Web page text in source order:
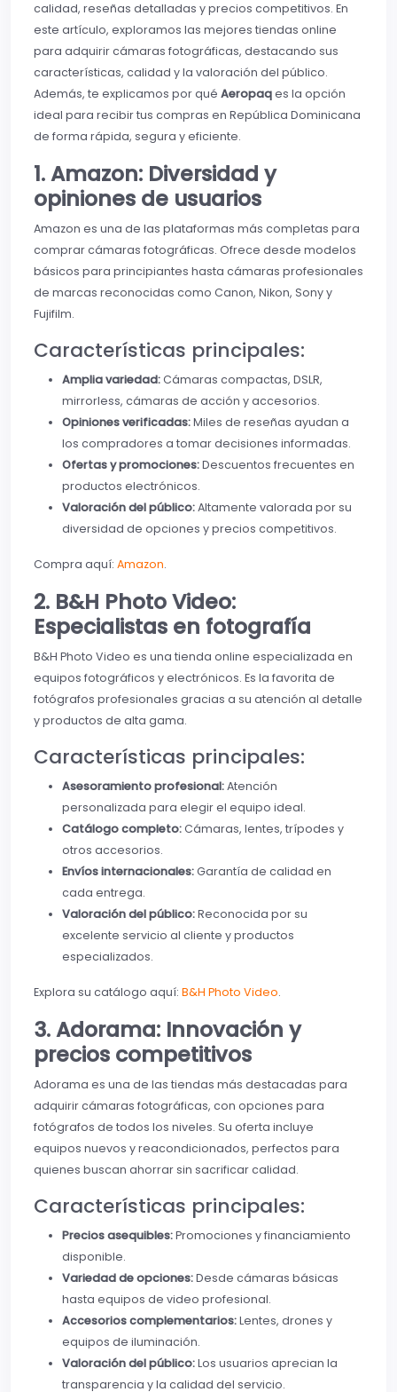
calidad, reseñas detalladas y precios competitivos. En
este artículo, exploramos las mejores tiendas online
para adquirir cámaras fotográficas, destacando sus
características, calidad y la valoración del público.
Además, te explicamos por qué Aeropaqes la opción
ideal para recibir tus compras en República Dominicana
de forma rápida, segura y eficiente.
1. Amazon: Diversidad y
opiniones de usuarios
Amazon es una de las plataformas más completas para
comprar cámaras fotográficas. Ofrece desde modelos
básicos para principiantes hasta cámaras profesionales
de marcas reconocidas como Canon, Nikon, Sony y
Fujifilm.
Características principales:
Amplia variedad:Cámaras compactas, DSLR,
mirrorless, cámaras de acción y accesorios.
Opiniones verificadas:Miles de reseñas ayudan a
los compradores a tomar decisiones informadas.
Ofertas y promociones:Descuentos frecuentes en
productos electrónicos.
Valoración del público:Altamente valorada por su
diversidad de opciones y precios competitivos.
Compra aquí: Amazon.
2. B&H Photo Video:
Especialistas en fotografía
B&H Photo Video es una tienda online especializada en
equipos fotográficos y electrónicos. Es la favorita de
fotógrafos profesionales gracias a su atención al detalle
y productos de alta gama.
Características principales:
Asesoramiento profesional:Atención
personalizada para elegir el equipo ideal.
Catálogo completo:Cámaras, lentes, trípodes y
otros accesorios.
Envíos internacionales:Garantía de calidad en
cada entrega.
Valoración del público:Reconocida por su
excelente servicio al cliente y productos
especializados.
Explora su catálogo aquí: B&H Photo Video.
3. Adorama: Innovación y
precios competitivos
Adorama es una de las tiendas más destacadas para
adquirir cámaras fotográficas, con opciones para
fotógrafos de todos los niveles. Su oferta incluye
equipos nuevos y reacondicionados, perfectos para
quienes buscan ahorrar sin sacrificar calidad.
Características principales:
Precios asequibles:Promociones y financiamiento
disponible.
Variedad de opciones:Desde cámaras básicas
hasta equipos de video profesional.
Accesorios complementarios:Lentes, drones y
equipos de iluminación.
Valoración del público:Los usuarios aprecian la
transparencia y la calidad del servicio.